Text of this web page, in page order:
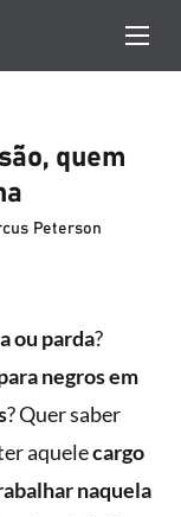
quem
Peterson
ou parda?
negrosem
? Quer saber
aquelecargo
naquela